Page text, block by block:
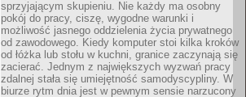
sprzyjającym skupieniu. Nie każdy ma osobny
pokój do pracy, ciszę, wygodne warunki i
możliwość jasnego oddzielenia życia prywatnego
od zawodowego. Kiedy komputer stoi kilka kroków
od łóżka lub stołu w kuchni, granice zaczynają się
zacierać. Jednym z największych wyzwań pracy
zdalnej stała się umiejętność samodyscypliny. W
biurze rytm dnia jest w pewnym sensie narzucony